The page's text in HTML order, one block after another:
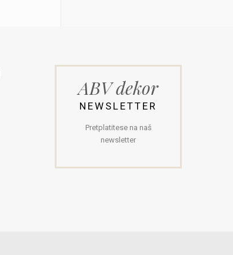
ABV dekor
NEWSLETTER
Pretplatitese na naš
newsletter